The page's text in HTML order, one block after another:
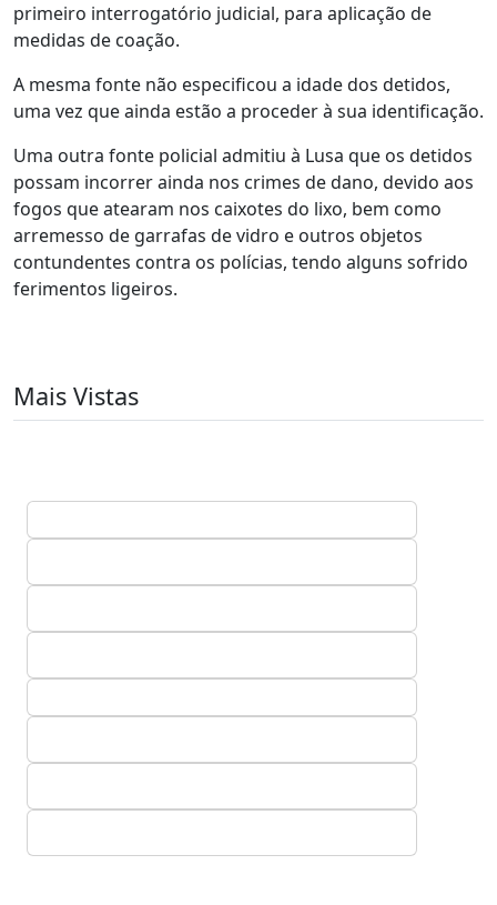
primeiro interrogatório judicial, para aplicação de
medidas de coação.
A mesma fonte não especificou a idade dos detidos,
uma vez que ainda estão a proceder à sua identificação.
Uma outra fonte policial admitiu à Lusa que os detidos
possam incorrer ainda nos crimes de dano, devido aos
fogos que atearam nos caixotes do lixo, bem como
arremesso de garrafas de vidro e outros objetos
contundentes contra os polícias, tendo alguns sofrido
ferimentos ligeiros.
Mais Vistas